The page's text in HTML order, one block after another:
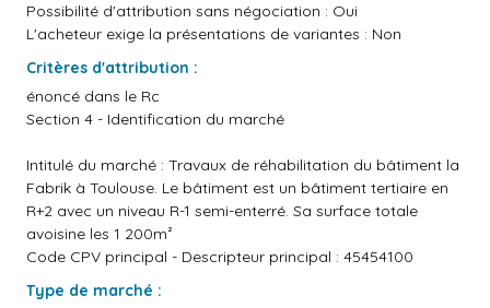
Possibilité d'attribution sans négociation : Oui
L'acheteur exige la présentations de variantes : Non
Critères d'attribution :
énoncé dans le Rc
Section 4 - Identification du marché
Intitulé du marché : Travaux de réhabilitation du bâtiment la
Fabrik à Toulouse. Le bâtiment est un bâtiment tertiaire en
R+2 avec un niveau R-1 semi-enterré. Sa surface totale
avoisine les 1 200m²
Code CPV principal - Descripteur principal : 45454100
Type de marché :